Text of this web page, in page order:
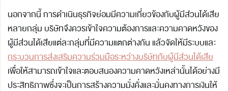
นอกจากนี้ การดำเนินธุรกิจย่อมมีความเกี่ยวข้องกับผู้มีส่วนได้เสีย
หลายกลุ่ม บริษัทจึงควรเข้าใจความต้องการและความคาดหวังของ
ผู้มีส่วนได้เสียแต่ละกลุ่มที่มีความแตกต่างกัน แล้วจัดให้มีระบบและ
กระบวนการส่งเสริมความร่วมมือระหว่างบริษัทกับผู้มีส่วนได้เสีย
เพื่อให้สามารถเข้าใจและตอบสนองความคาดหวังเหล่านั้นได้อย่างมี
ประสิทธิภาพซึ่งจะเป็นการสร้างความมั่งคั่งและมั่นคงทางการเงินให้